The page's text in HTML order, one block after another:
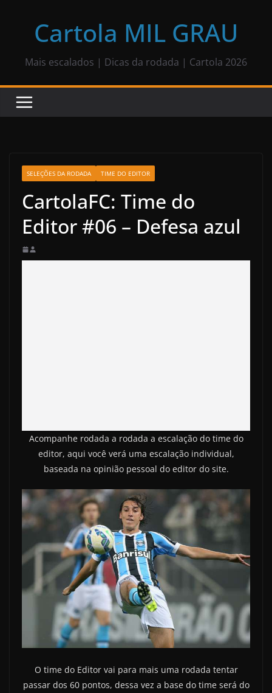
Cartola MIL GRAU
Mais escalados | Dicas da rodada | Cartola 2026
SELEÇÕES DA RODADA TIME DO EDITOR
CartolaFC: Time do
Editor #06 – Defesa azul
Acompanhe rodada a rodada a escalação do time do
editor, aqui você verá uma escalação individual,
baseada na opinião pessoal do editor do site.
O time do Editor vai para mais uma rodada tentar
passar dos 60 pontos, dessa vez a base do time será do